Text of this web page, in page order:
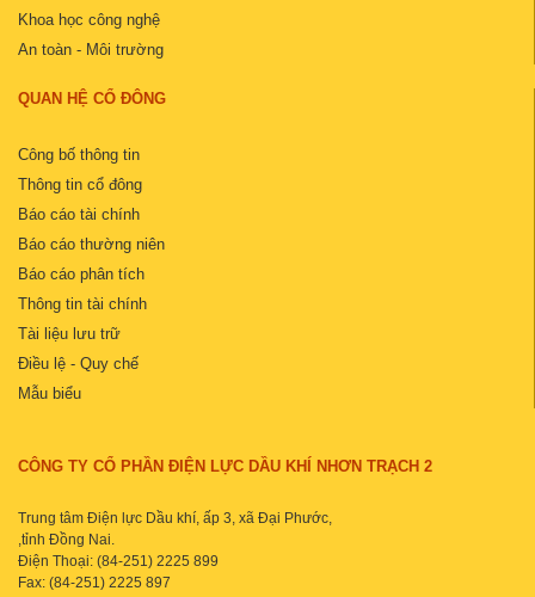
Khoa học công nghệ
An toàn - Môi trường
QUAN HỆ CỔ ĐÔNG
Công bố thông tin
Thông tin cổ đông
Báo cáo tài chính
Báo cáo thường niên
Báo cáo phân tích
Thông tin tài chính
Tài liệu lưu trữ
Điều lệ - Quy chế
Mẫu biểu
CÔNG TY CỔ PHẦN ĐIỆN LỰC DẦU KHÍ NHƠN TRẠCH 2
Trung tâm Điện lực Dầu khí, ấp 3, xã Đại Phước,
,tỉnh Đồng Nai.
Điện Thoại: (84-251) 2225 899
Fax: (84-251) 2225 897